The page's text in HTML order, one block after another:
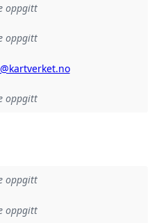
oppgitt
oppgitt
oppgitt
oppgitt
oppgitt